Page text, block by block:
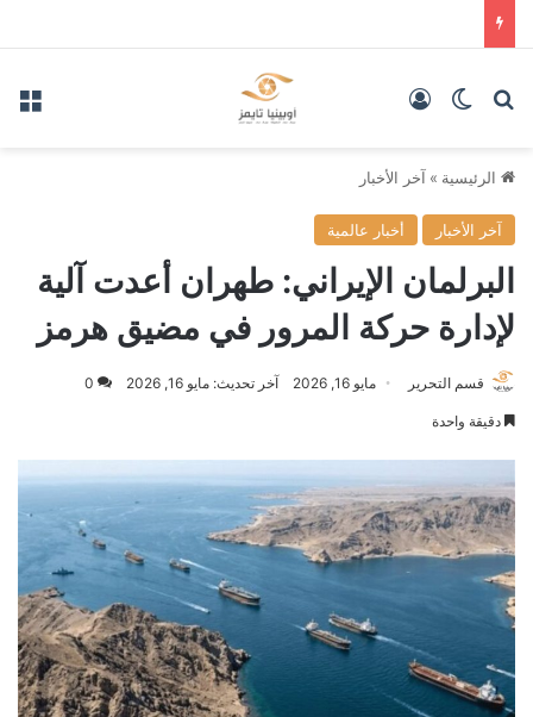
بحث عنالوضع المظلم
الرئيسية » آخر الأخبار
آخر الأخبار أخبار عالمية
البرلمان الإيراني: طهران أعدت آلية
لإدارة حركة المرور في مضيق هرمز
قسم التحرير مايو 16, 2026 آخر تحديث: مايو 16, 2026 0
دقيقة واحدة